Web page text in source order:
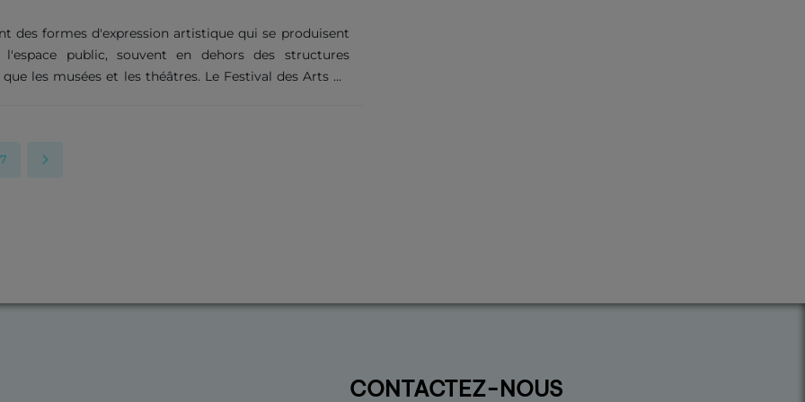
à de grands noms : Tame Impala, les gourous
psychédéliques qui figurent sur la B.O du film......
des formes d'expression artistique qui se produisent
l'espace public, souvent en dehors des structures
les musées et les théâtres. Le Festival des Arts de
une programmation riche, décalée et pétillante, avec
Géant de l'université, des jeux, des ateliers autour des
7
CONTACTEZ-NOUS